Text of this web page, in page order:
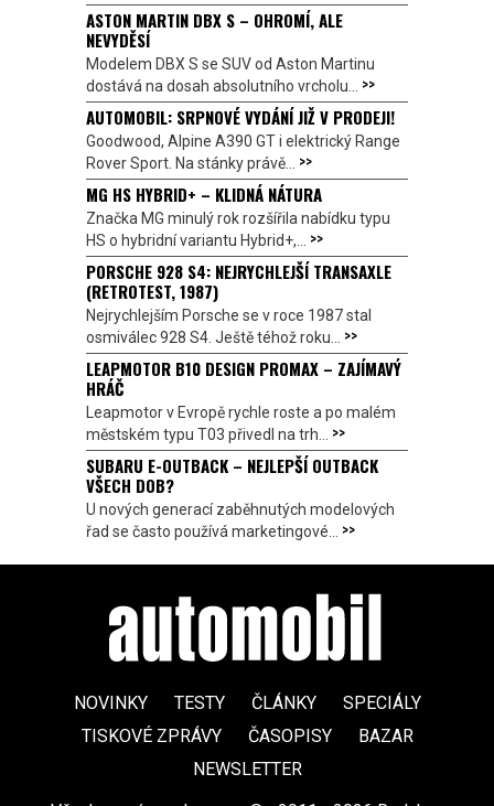
ASTON MARTIN DBX S – OHROMÍ, ALE
NEVYDĚSÍ
Modelem DBX S se SUV od Aston Martinu
dostává na dosah absolutního vrcholu... >>
AUTOMOBIL: SRPNOVÉ VYDÁNÍ JIŽ V PRODEJI!
Goodwood, Alpine A390 GT i elektrický Range
Rover Sport. Na stánky právě... >>
MG HS HYBRID+ – KLIDNÁ NÁTURA
Značka MG minulý rok rozšířila nabídku typu
HS o hybridní variantu Hybrid+,... >>
PORSCHE 928 S4: NEJRYCHLEJŠÍ TRANSAXLE
(RETROTEST, 1987)
Nejrychlejším Porsche se v roce 1987 stal
osmiválec 928 S4. Ještě téhož roku... >>
LEAPMOTOR B10 DESIGN PROMAX – ZAJÍMAVÝ
HRÁČ
Leapmotor v Evropě rychle roste a po malém
městském typu T03 přivedl na trh... >>
SUBARU E-OUTBACK – NEJLEPŠÍ OUTBACK
VŠECH DOB?
U nových generací zaběhnutých modelových
řad se často používá marketingové... >>
NOVINKY TESTY ČLÁNKY
SPECIÁLY
TISKOVÉ ZPRÁVY
ČASOPISY
BAZAR
NEWSLETTER